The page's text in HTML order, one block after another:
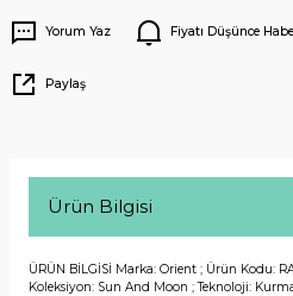
Yorum Yaz Fiyatı Düşünce
Paylaş
Ürün Bilgisi
ÜRÜN BİLGİSİ Marka: Orient ; Ürün Kodu:
Koleksiyon: Sun And Moon ; Teknoloji: